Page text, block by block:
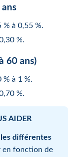
% à 0,55 %.
%.
60 ans)
% à 1 %.
%.
AIDER
différentes
en fonction de